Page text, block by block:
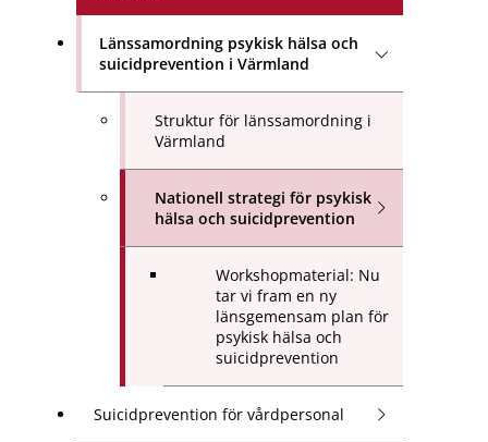
Länssamordning psykisk hälsa och
suicidprevention i Värmland
Struktur för länssamordning i
Värmland
Nationell strategi för psykisk
hälsa och suicidprevention
Workshopmaterial: Nu
tar vi fram en ny
länsgemensam plan för
psykisk hälsa och
suicidprevention
Suicidprevention för vårdpersonal